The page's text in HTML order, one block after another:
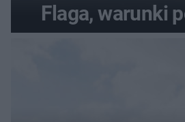
Flaga, warunki